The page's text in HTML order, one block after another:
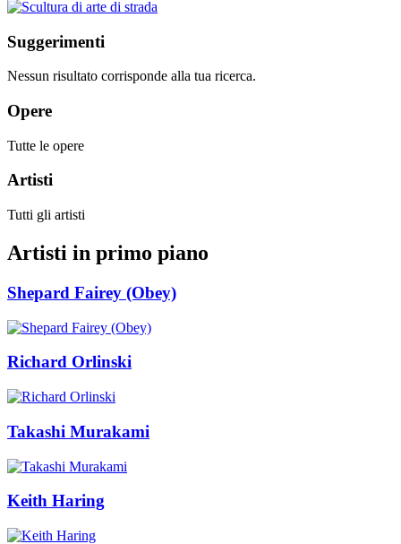
Suggerimenti
Nessun risultato corrisponde alla tua ricerca.
Opere
Tutte le opere
Artisti
Tutti gli artisti
Artisti in primo piano
Shepard Fairey (Obey)
Richard Orlinski
Takashi Murakami
Keith Haring